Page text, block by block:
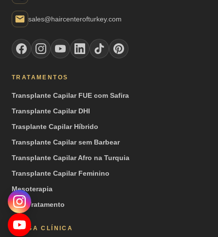
sales@haircenterofturkey.com
TRATAMENTOS
Transplante Capilar FUE com Safira
Transplante Capilar DHI
Trasplante Capilar Híbrido
Transplante Capilar sem Barbear
Transplante Capilar Afro na Turquia
Transplante Capilar Feminino
Mesoterapia
PRP Tratamento
NOSSA CLÍNICA